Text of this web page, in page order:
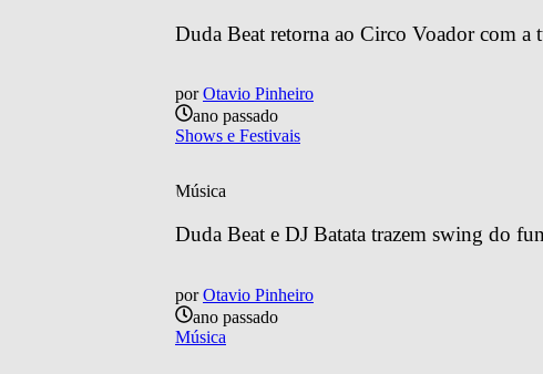
Duda Beat retorna ao Circo Voador com a
por Otavio Pinheiro
ano passado
Shows e Festivais
Música
Duda Beat e DJ Batata trazem swing do
por Otavio Pinheiro
ano passado
Música